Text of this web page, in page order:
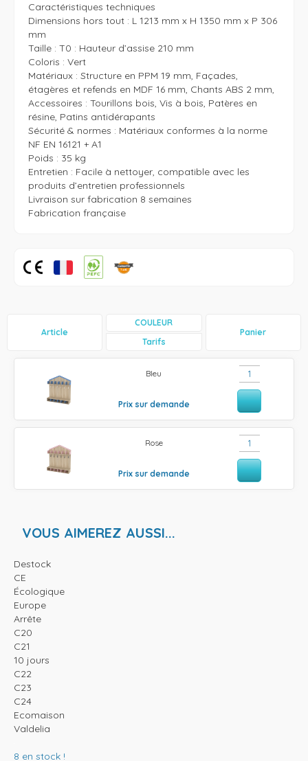
Caractéristiques techniques
Dimensions hors tout : L 1213 mm x H 1350 mm x P 306
mm
Taille : T0 : Hauteur d’assise 210 mm
Coloris : Vert
Matériaux : Structure en PPM 19 mm, Façades,
étagères et refends en MDF 16 mm, Chants ABS 2 mm,
Accessoires : Tourillons bois, Vis à bois, Patères en
résine, Patins antidérapants
Sécurité & normes : Matériaux conformes à la norme
NF EN 16121 + A1
Poids : 35 kg
Entretien : Facile à nettoyer, compatible avec les
produits d’entretien professionnels
Livraison sur fabrication 8 semaines
Fabrication française
Article
COULEUR
Tarifs
Panier
Bleu
Prix sur demande
Rose
Prix sur demande
VOUS AIMEREZ AUSSI...
Destock
CE
Écologique
Europe
Arrête
C20
C21
10 jours
C22
C23
C24
Ecomaison
Valdelia
8 en stock !